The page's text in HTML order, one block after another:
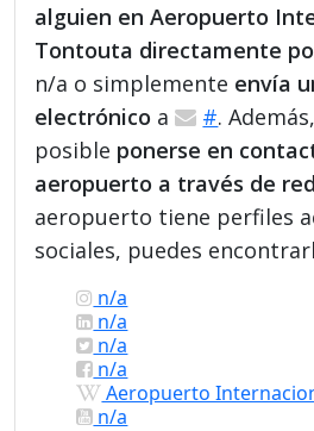
alguien en Aeropuerto
Tontouta directamente
n/a o simplemente envía
electrónico a #.
posible ponerse en
aeropuerto a través de
aeropuerto tiene perfiles
sociales, puedes
n/a
n/a
n/a
n/a
Aeropuerto
n/a